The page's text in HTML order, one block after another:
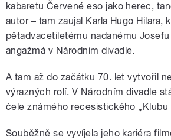
kabaretu Červené eso jako herec,
autor – tam zaujal Karla Hugo Hilara,
pětadvacetiletému nadanému
angažmá v Národním divadle.
A tam až do začátku 70. let vytvořil
výrazných rolí. V Národním divadle
čele známého recesistického „Klubu
Souběžně se vyvíjela jeho kariéra